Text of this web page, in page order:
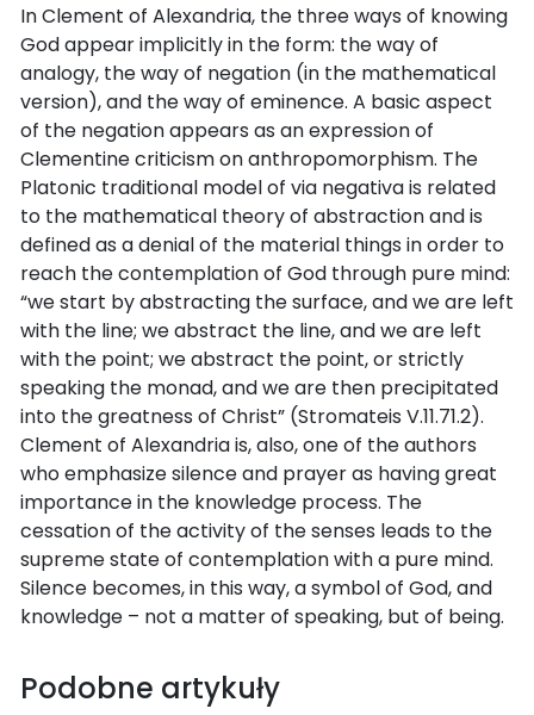
In Clement of Alexandria, the three ways of knowing
God appear implicitly in the form: the way of
analogy, the way of negation (in the mathematical
version), and the way of eminence. A basic aspect
of the negation appears as an expression of
Clementine criticism on anthropomorphism. The
Platonic traditional model of via negativa is related
to the mathematical theory of abstraction and is
defined as a denial of the material things in order to
reach the contemplation of God through pure mind:
“we start by abstracting the surface, and we are left
with the line; we abstract the line, and we are left
with the point; we abstract the point, or strictly
speaking the monad, and we are then precipitated
into the greatness of Christ” (Stromateis V.11.71.2).
Clement of Alexandria is, also, one of the authors
who emphasize silence and prayer as having great
importance in the knowledge process. The
cessation of the activity of the senses leads to the
supreme state of contemplation with a pure mind.
Silence becomes, in this way, a symbol of God, and
knowledge – not a matter of speaking, but of being.
Podobne artykuły